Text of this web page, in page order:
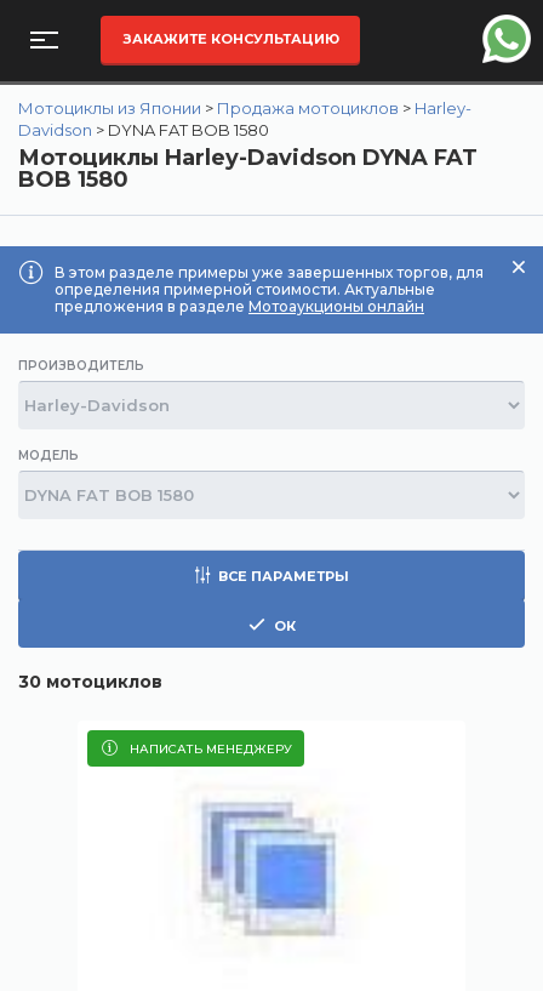
ЗАКАЖИТЕ КОНСУЛЬТАЦИЮ
Мотоциклы из Японии > Продажа мотоциклов > Harley-
Davidson > DYNA FAT BOB 1580
Мотоциклы Harley-Davidson DYNA FAT
BOB 1580
В этом разделе примеры уже завершенных торгов, для
определения примерной стоимости. Актуальные
предложения в разделе Мотоаукционы онлайн
ПРОИЗВОДИТЕЛЬ
МОДЕЛЬ
ВСЕ ПАРАМЕТРЫ
ОК
30 мотоциклов
НАПИСАТЬ МЕНЕДЖЕРУ